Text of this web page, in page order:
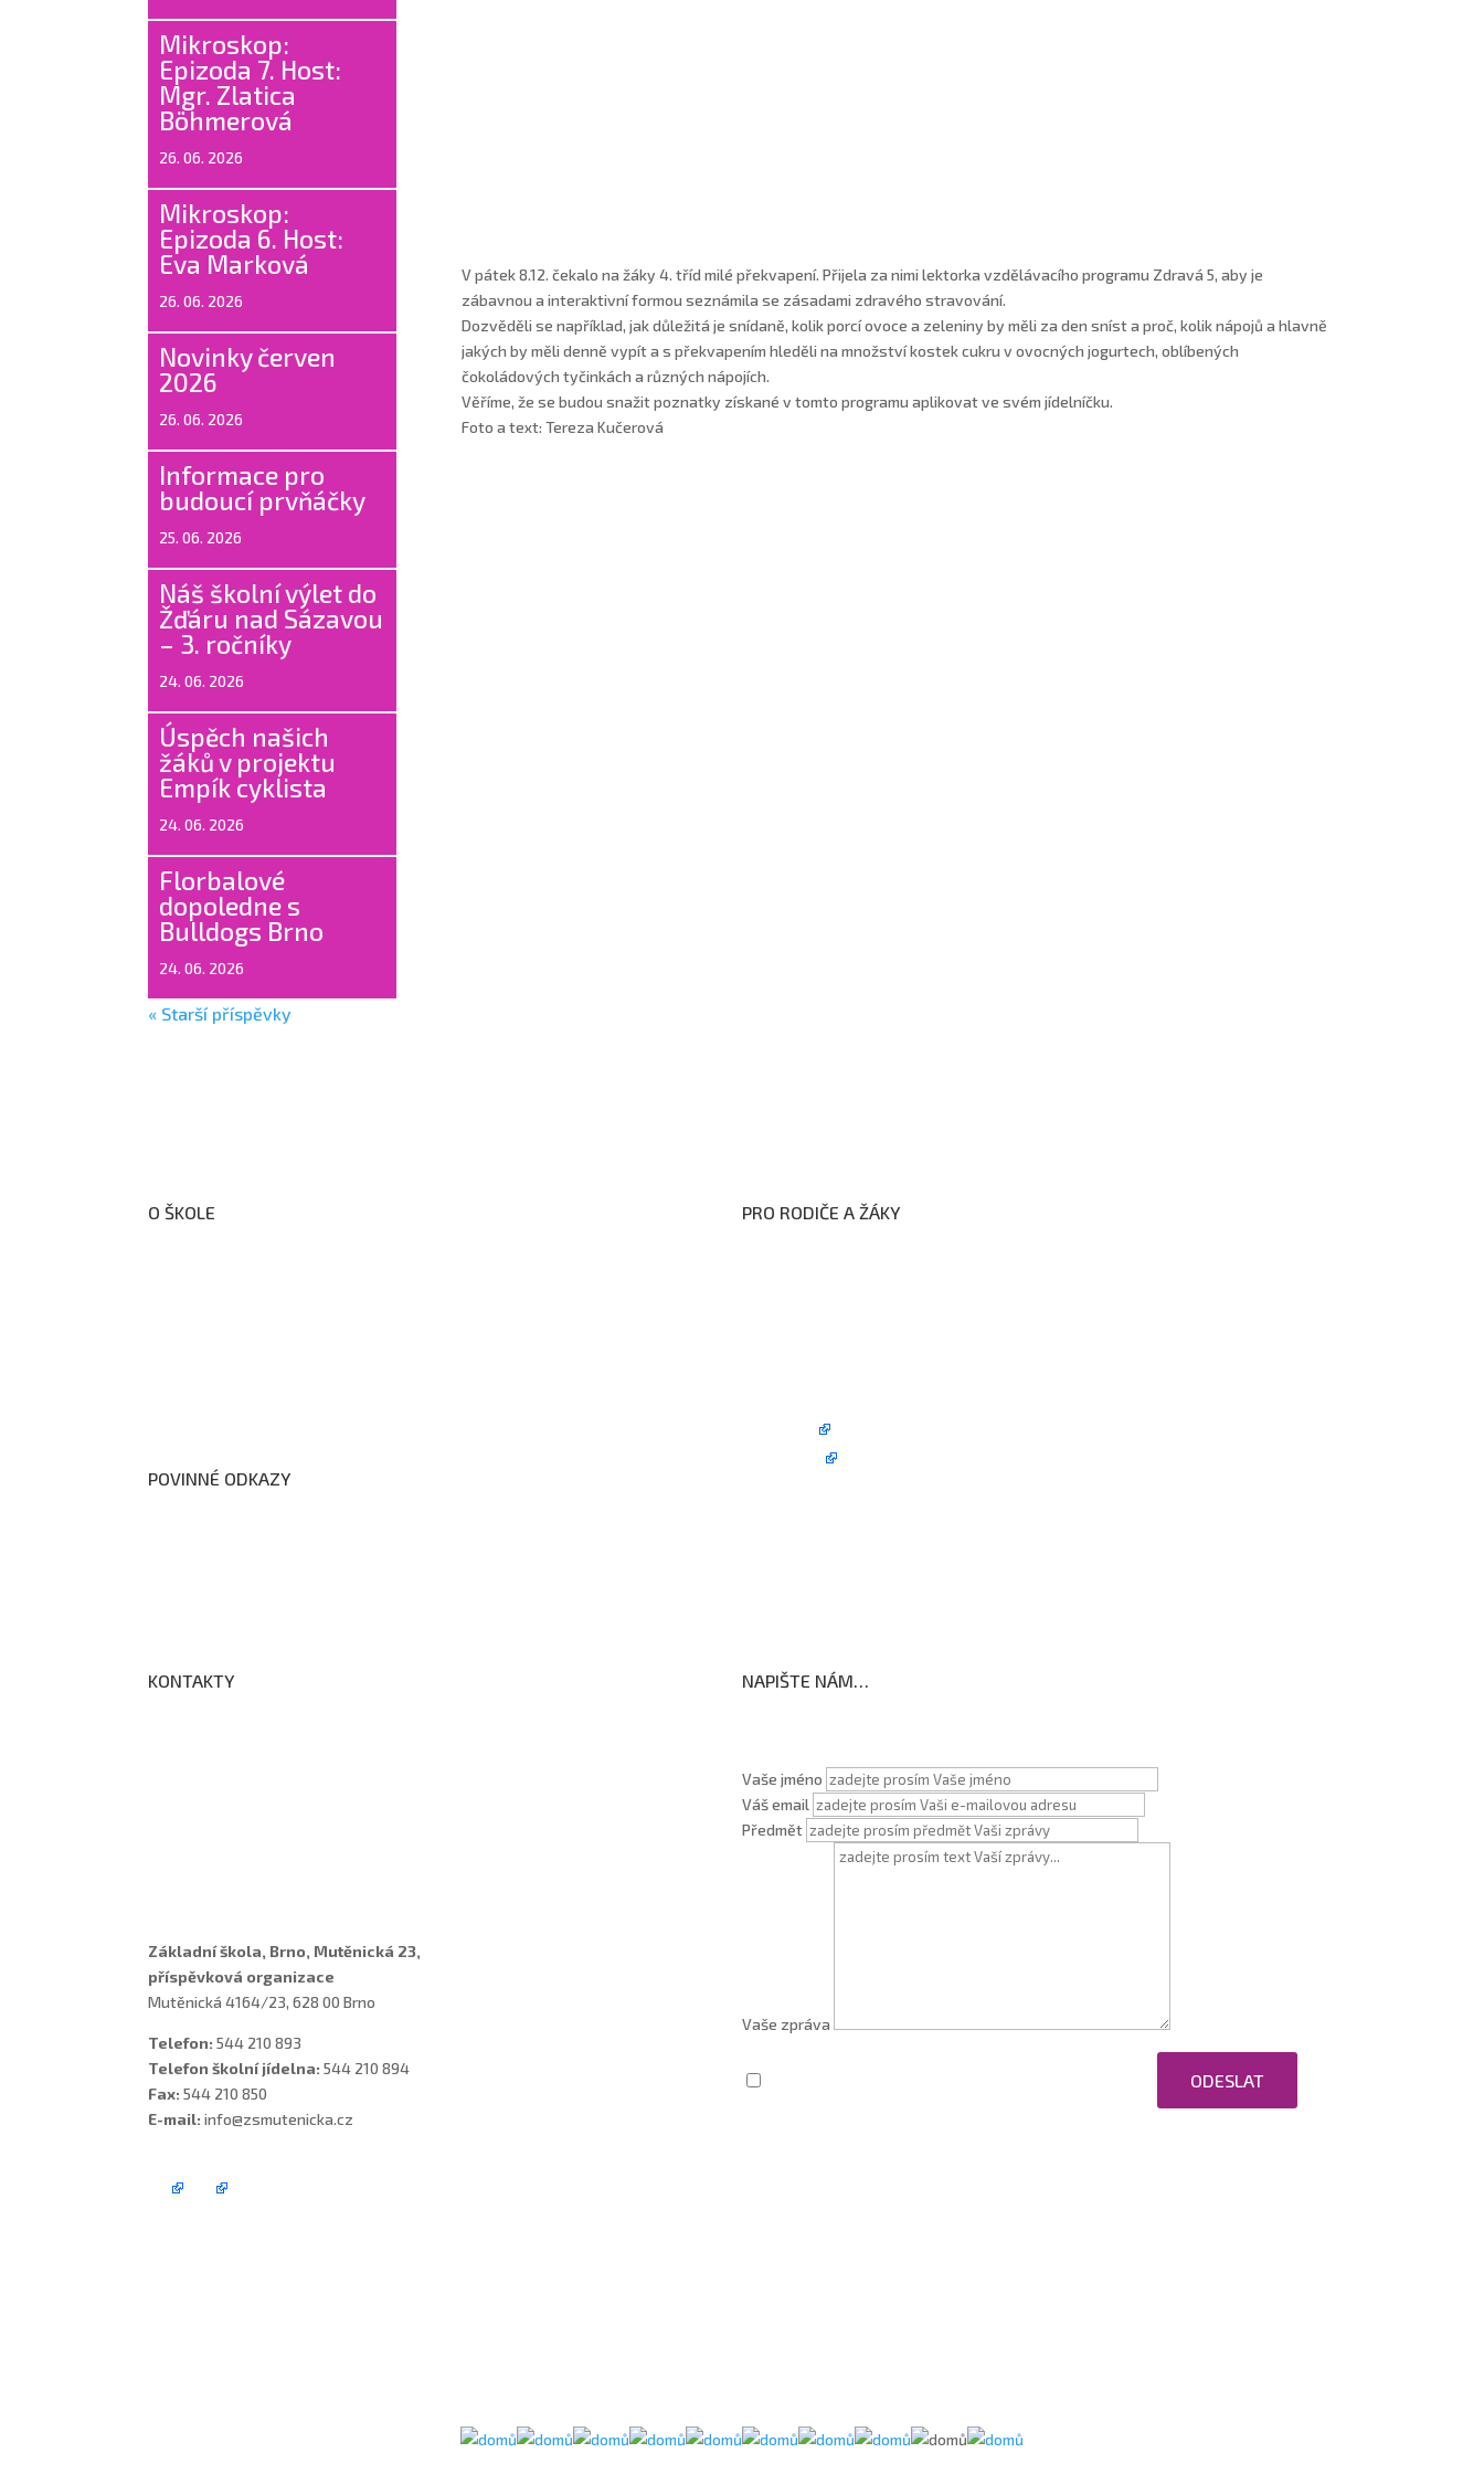
Mikroskop:
Epizoda 7. Host:
Mgr. Zlatica
Böhmerová
26. 06. 2026
Mikroskop:
Epizoda 6. Host:
Eva Marková
26. 06. 2026
Novinky červen
2026
26. 06. 2026
Informace pro
budoucí prvňáčky
25. 06. 2026
Náš školní výlet do
Žďáru nad Sázavou
– 3. ročníky
24. 06. 2026
Úspěch našich
žáků v projektu
Empík cyklista
24. 06. 2026
Florbalové
dopoledne s
Bulldogs Brno
24. 06. 2026
« Starší příspěvky
V pátek 8.12. čekalo na žáky 4. tříd milé překvapení. Přijela za nimi lektorka vzdělávacího programu Zdravá 5, aby je
zábavnou a interaktivní formou seznámila se zásadami zdravého stravování.
Dozvěděli se například, jak důležitá je snídaně, kolik porcí ovoce a zeleniny by měli za den sníst a proč, kolik nápojů a hlavně
jakých by měli denně vypít a s překvapením hleděli na množství kostek cukru v ovocných jogurtech, oblíbených
čokoládových tyčinkách a různých nápojích.
Věříme, že se budou snažit poznatky získané v tomto programu aplikovat ve svém jídelníčku.
Foto a text: Tereza Kučerová
O ŠKOLE
POVINNÉ ODKAZY
PRO RODIČE A ŽÁKY
KONTAKTY
Základní škola, Brno, Mutěnická 23,
příspěvková organizace
Mutěnická 4164/23, 628 00 Brno
Telefon: 544 210 893
Telefon školní jídelna: 544 210 894
Fax: 544 210 850
E-mail: info@zsmutenicka.cz
NAPIŠTE NÁM…
Vaše jméno
Váš email
Předmět
Vaše zpráva
ODESLAT